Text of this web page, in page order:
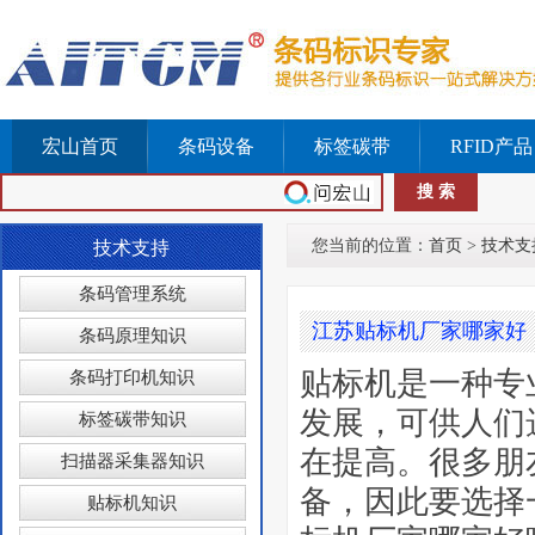
宏山首页 条码设备 标签碳带 RFID产品
技术支持
条码管理系统
条码原理知识
条码打印机知识
标签碳带知识
扫描器采集器知识
贴标机知识
您当前的位置： 首页 > 技术支
江苏贴标机厂家哪家好
贴标机是一种
发展，可供人
在提高。很多
备，因此要选